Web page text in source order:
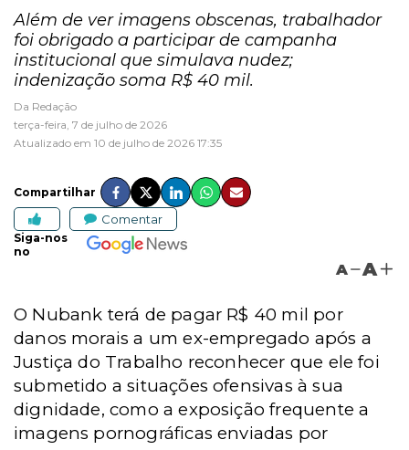
Além de ver imagens obscenas, trabalhador
foi obrigado a participar de campanha
institucional que simulava nudez;
indenização soma R$ 40 mil.
Da Redação
terça-feira, 7 de julho de 2026
Atualizado em 10 de julho de 2026 17:35
Compartilhar
Comentar
Siga-nos
no
A A
O Nubank terá de pagar R$ 40 mil por
danos morais a um ex-empregado após a
Justiça do Trabalho reconhecer que ele foi
submetido a situações ofensivas à sua
dignidade, como a exposição frequente a
imagens pornográficas enviadas por